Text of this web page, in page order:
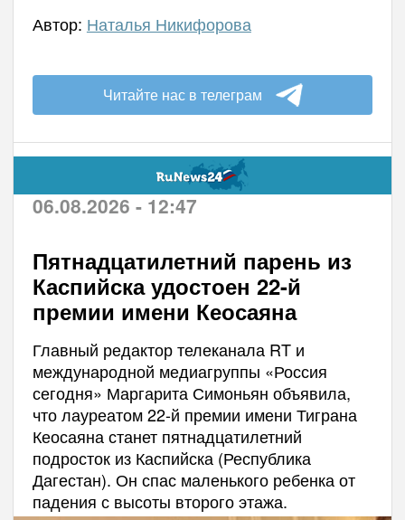
Автор: Наталья Никифорова
Читайте нас в телеграм
06.08.2026 - 12:47
Пятнадцатилетний парень из
Каспийска удостоен 22-й
премии имени Кеосаяна
Главный редактор телеканала RT и
международной медиагруппы «Россия
сегодня» Маргарита Симоньян объявила,
что лауреатом 22-й премии имени Тиграна
Кеосаяна станет пятнадцатилетний
подросток из Каспийска (Республика
Дагестан). Он спас маленького ребенка от
падения с высоты второго этажа.